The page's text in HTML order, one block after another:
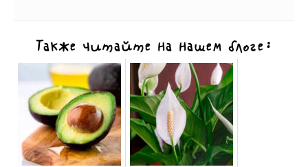
Также читайте на нашем блоге: